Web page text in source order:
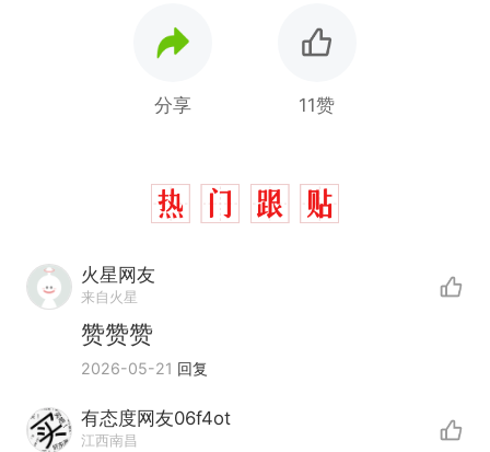
分享 11赞
火星网友
来自火星
赞赞赞
2026-05-21 回复
有态度网友06f4ot
江西南昌
热 那个在床头放菜刀的女孩，
因老师一句“跟我回家”改写了